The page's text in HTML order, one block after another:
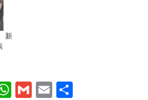
新
WhatsApp
GmailEmail